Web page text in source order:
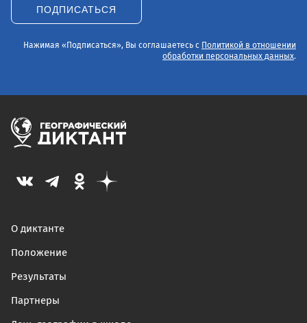
ПОДПИСАТЬСЯ
Нажимая «Подписаться», Вы соглашаетесь с
Политикой в отношении
обработки персональных данных.
О диктанте
Положение
Результаты
Партнеры